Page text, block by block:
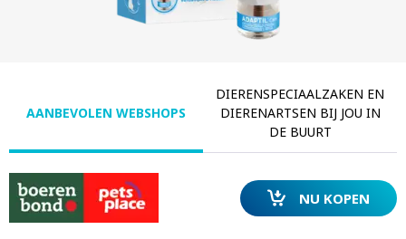
AANBEVOLEN WEBSHOPS
DIERENSPECIAALZAKEN EN
DIERENARTSEN BIJ JOU IN
DE BUURT
NU KOPEN